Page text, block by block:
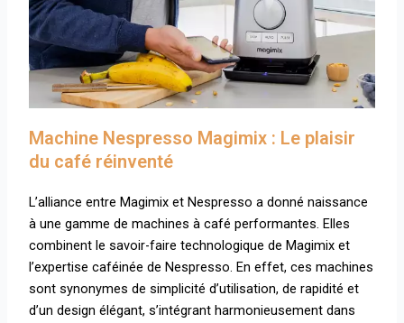
Machine Nespresso Magimix : Le plaisir
du café réinventé
L’alliance entre Magimix et Nespresso a donné naissance
à une gamme de machines à café performantes. Elles
combinent le savoir-faire technologique de Magimix et
l’expertise caféinée de Nespresso. En effet, ces machines
sont synonymes de simplicité d’utilisation, de rapidité et
d’un design élégant, s’intégrant harmonieusement dans